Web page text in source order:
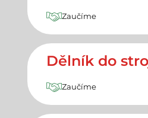
Zaučíme
Dělník do
Zaučíme